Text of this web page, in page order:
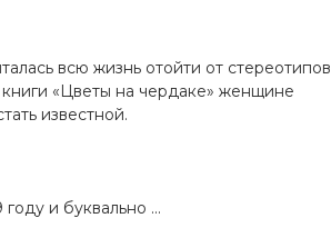
всю жизнь отойти от стереотипов
«Цветы на чердаке» женщине
известной.
и буквально ...